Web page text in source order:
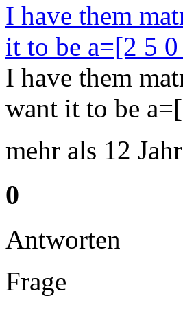
I have them
it to be a=[2 5
I have them
want it to be
mehr als 12
0
Antworten
Frage